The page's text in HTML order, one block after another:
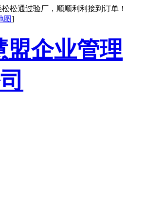
松通过验厂，顺顺利利接到订单！
图]